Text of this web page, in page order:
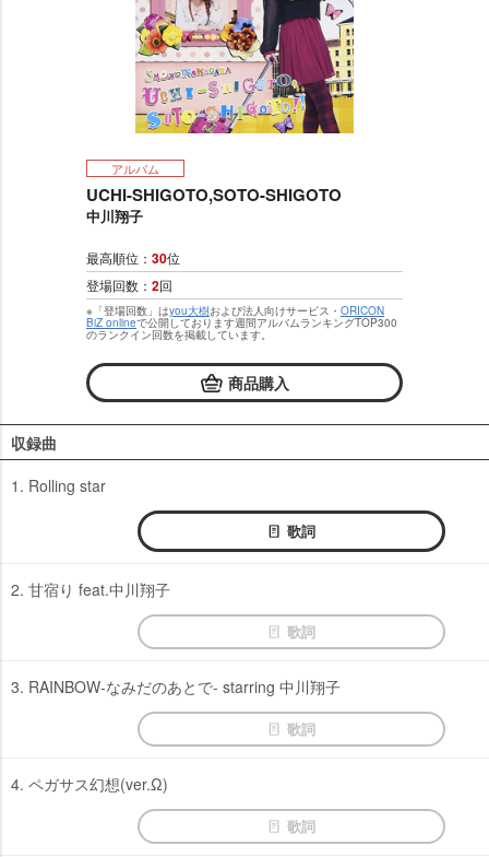
アルバム
UCHI-SHIGOTO,SOTO-SHIGOTO
中川翔子
最高順位： 30位
登場回数： 2回
※「登場回数」はyou大樹および法人向けサービス・ ORICON
BiZ onlineで公開しております週間アルバムランキングTOP300
のランクイン回数を掲載しています。
商品購入
収録曲
1. Rolling star
歌詞
2. 甘宿り feat.中川翔子
歌詞
3. RAINBOW-なみだのあとで- starring 中川翔子
歌詞
4. ペガサス幻想(ver.Ω)
歌詞